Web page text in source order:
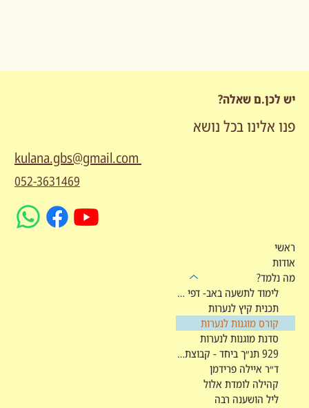
יש לכן.ם שאלה?
פנו אלינו בכל נושא
kulana.gbs@gmail.com
052-3631469
ראשי
אודות
מה נלמד?
לימוד לתשעה באב- דפי מקורות
תכנית קיץ לנערות
קורס מוגנות לנערות
סדנת מוגנות לנערות
929 תנ״ך ביחד - קבוצת לימוד
ד״ר איילה פרידמן
קהילה לומדת אלול
ליל הושענה רבה